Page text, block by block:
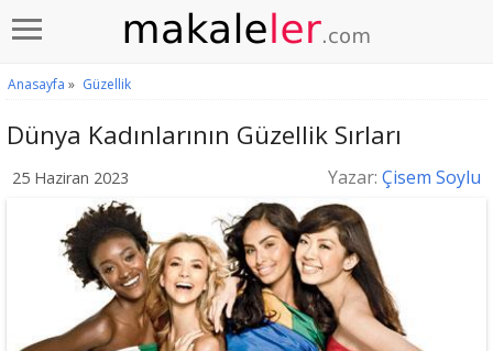
Anasayfa » Güzellik
Dünya Kadınlarının Güzellik Sırları
25 Haziran 2023 Yazar: Çisem Soylu